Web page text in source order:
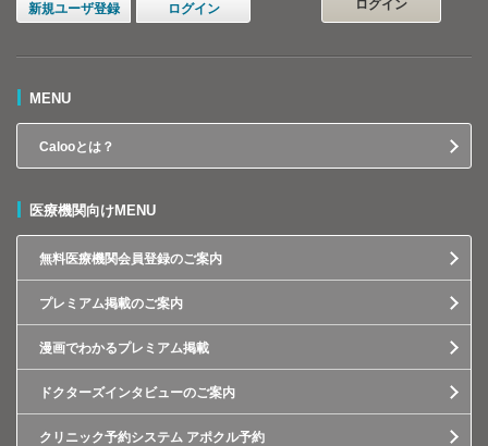
新規ユーザ登録 ログイン
ログイン
MENU
Calooとは？
医療機関向けMENU
無料医療機関会員登録のご案内
プレミアム掲載のご案内
漫画でわかるプレミアム掲載
ドクターズインタビューのご案内
クリニック予約システム アポクル予約